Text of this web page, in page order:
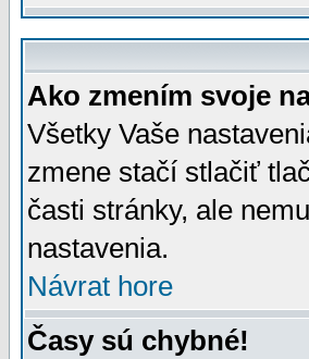
Ako zmením svoje
Všetky Vaše
zmene stačí stlačiť
časti stránky, ale
nastavenia.
Návrat hore
Časy sú chybné!